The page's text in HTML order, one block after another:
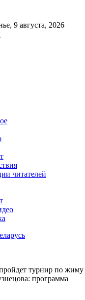
9 августа, 2026
читателей
турнир по
программа